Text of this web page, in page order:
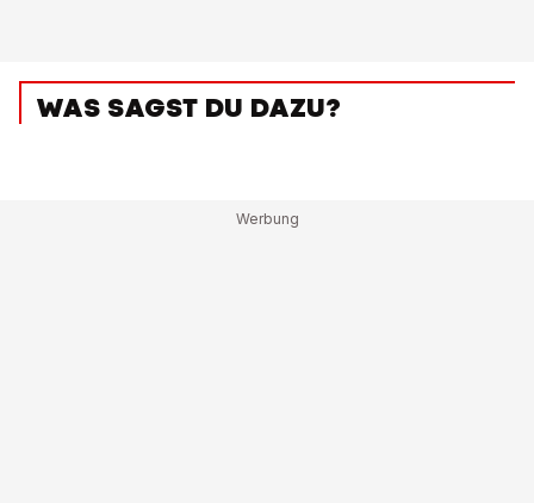
WAS SAGST DU DAZU?